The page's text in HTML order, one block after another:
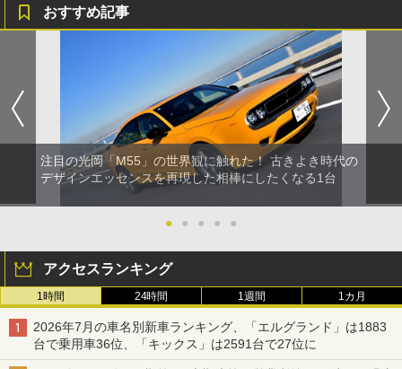
おすすめ記事
注目の光岡「M55」の世界観に触れた！ 古きよき時代の
デザインエッセンスを再現した相棒にしたくなる1台
● ● ● ● ●
アクセスランキング
1時間 24時間 1週間 1カ月
2026年7月の車名別新車ランキング、「エルグランド」は1883
台で乗用車36位、「キックス」は2591台で27位に